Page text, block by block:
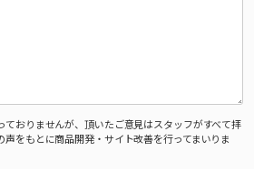
ておりませんが、頂いたご意見はスタッフがすべて拝
声をもとに商品開発・サイト改善を行ってまいりま